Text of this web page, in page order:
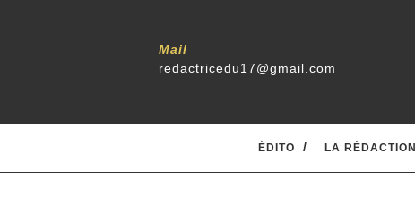
Mail
redactricedu17@gmail.com
ÉDITO LA RÉDACTION